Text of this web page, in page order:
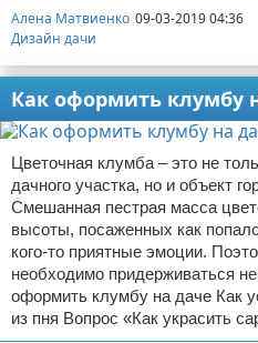
Алена Матвиенко 09-03-2019 04:36
Дизайн дачи
Как оформить клумбу
Цветочная клумба – это не
дачного участка, но и объект
Смешанная пестрая масса
высоты, посаженных как
кого-то приятные эмоции.
необходимо придерживаться
оформить клумбу на даче Как
из пня Вопрос «Как украсить